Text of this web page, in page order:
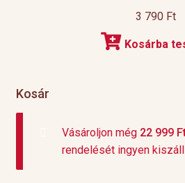
3 790 Ft
Kosárba
Kosár
Vásároljon még 22 999
rendelését ingyen